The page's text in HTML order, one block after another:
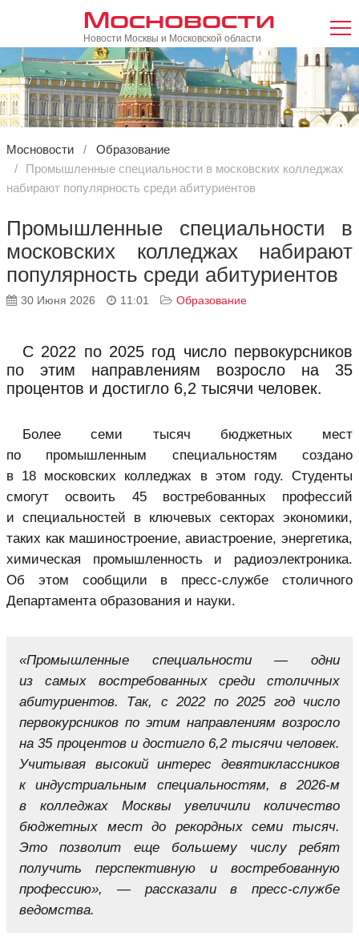
Мосновости
Новости Москвы и Московской области
Мосновости
Образование
Промышленные специальности в московских колледжах
набирают популярность среди абитуриентов
Промышленные специальности в
московских колледжах набирают
популярность среди абитуриентов
30 Июня 2026 11:01 Образование
С 2022 по 2025 год число первокурсников
по этим направлениям возросло на 35
процентов и достигло 6,2 тысячи человек.
Более семи тысяч бюджетных мест
по промышленным специальностям создано
в 18 московских колледжах в этом году. Студенты
смогут освоить 45 востребованных профессий
и специальностей в ключевых секторах экономики,
таких как машиностроение, авиастроение, энергетика,
химическая промышленность и радиоэлектроника.
Об этом сообщили в пресс-службе столичного
Департамента образования и науки.
«Промышленные специальности — одни
из самых востребованных среди столичных
абитуриентов. Так, с 2022 по 2025 год число
первокурсников по этим направлениям возросло
на 35 процентов и достигло 6,2 тысячи человек.
Учитывая высокий интерес девятиклассников
к индустриальным специальностям, в 2026-м
в колледжах Москвы увеличили количество
бюджетных мест до рекордных семи тысяч.
Это позволит еще большему числу ребят
получить перспективную и востребованную
профессию», — рассказали в пресс-службе
ведомства.